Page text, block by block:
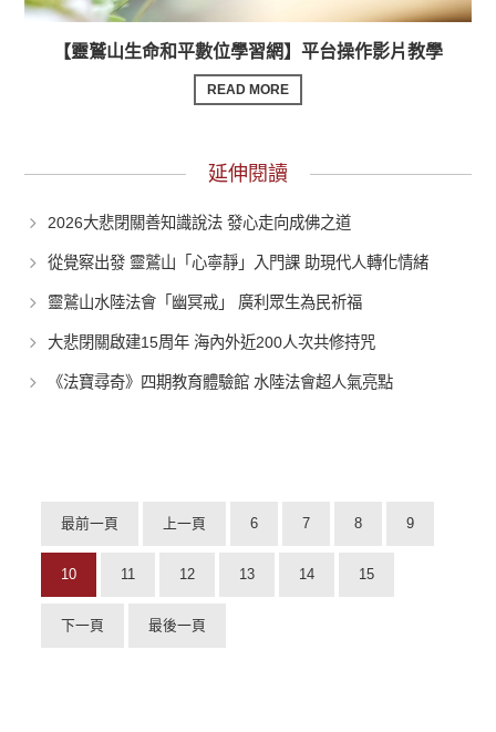
【靈鷲山生命和平數位學習網】平台操作影片教學
READ MORE
延伸閱讀
2026大悲閉關善知識說法 發心走向成佛之道
從覺察出發 靈鷲山「心寧靜」入門課 助現代人轉化情緒
靈鷲山水陸法會「幽冥戒」 廣利眾生為民祈福
大悲閉關啟建15周年 海內外近200人次共修持咒
《法寶尋奇》四期教育體驗館 水陸法會超人氣亮點
最前一頁 上一頁 6 7 8 9
10 11 12 13 14 15
下一頁 最後一頁